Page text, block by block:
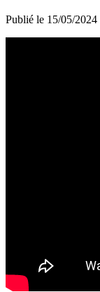
Publié le 15/05/2024